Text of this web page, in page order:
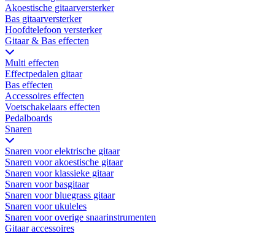
Akoestische gitaarversterker
Bas gitaarversterker
Hoofdtelefoon versterker
Gitaar & Bas effecten
Multi effecten
Effectpedalen gitaar
Bas effecten
Accessoires effecten
Voetschakelaars effecten
Pedalboards
Snaren
Snaren voor elektrische gitaar
Snaren voor akoestische gitaar
Snaren voor klassieke gitaar
Snaren voor basgitaar
Snaren voor bluegrass gitaar
Snaren voor ukuleles
Snaren voor overige snaarinstrumenten
Gitaar accessoires